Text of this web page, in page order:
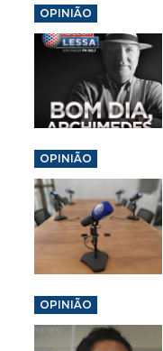
OPINIÃO
OPINIÃO
OPINIÃO